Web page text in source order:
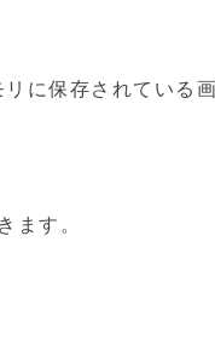
に保存されている
ます。